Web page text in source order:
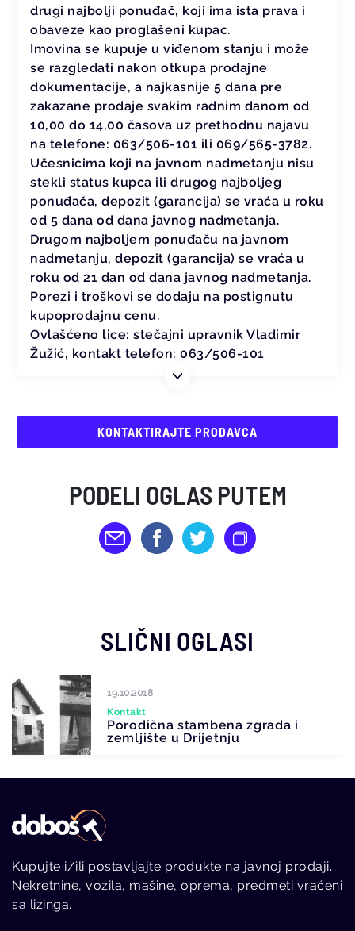
drugi najbolji ponuđač, koji ima ista prava i
obaveze kao proglašeni kupac.
Imovina se kupuje u viđenom stanju i može
se razgledati nakon otkupa prodajne
dokumentacije, a najkasnije 5 dana pre
zakazane prodaje svakim radnim danom od
10,00 do 14,00 časova uz prethodnu najavu
na telefone: 063/506-101 ili 069/565-3782.
Učesnicima koji na javnom nadmetanju nisu
stekli status kupca ili drugog najboljeg
ponuđača, depozit (garancija) se vraća u roku
od 5 dana od dana javnog nadmetanja.
Drugom najboljem ponuđaču na javnom
nadmetanju, depozit (garancija) se vraća u
roku od 21 dan od dana javnog nadmetanja.
Porezi i troškovi se dodaju na postignutu
kupoprodajnu cenu.
Ovlašćeno lice: stečajni upravnik Vladimir
Žužić, kontakt telefon: 063/506-101
KONTAKTIRAJTE PRODAVCA
PODELI OGLAS PUTEM
SLIČNI OGLASI
19.10.2018
Kontakt
Porodična stambena zgrada i
zemljište u Drijetnju
Kupujte i/ili postavljajte produkte na javnoj prodaji.
Nekretnine, vozila, mašine, oprema, predmeti vraćeni
sa lizinga.